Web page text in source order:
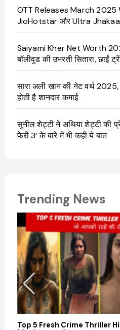
OTT Releases March 2025
JioHotstar और Ultra
Saiyami Kher Net Worth
बॉलीवुड की उभरती सितारा, छाईं
सारा अली खान की नेट वर्थ
होती है शानदार कमाई
सुनील शेट्टी ने अथिया शेट्टी की
फेरी 3’ के बारे में भी कही ये बात
Trending News
Top 5 Fresh Crime Thriller